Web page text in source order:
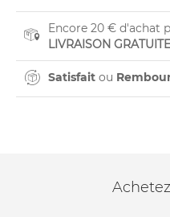
Encore 20 € d'achat
LIVRAISON GRATUITE
Satisfait ou